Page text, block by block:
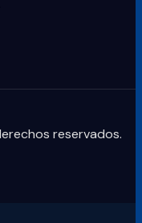
reservados.